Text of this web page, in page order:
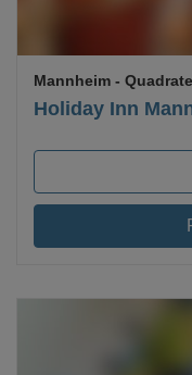
Holiday Inn
Mannheim - Quadrate